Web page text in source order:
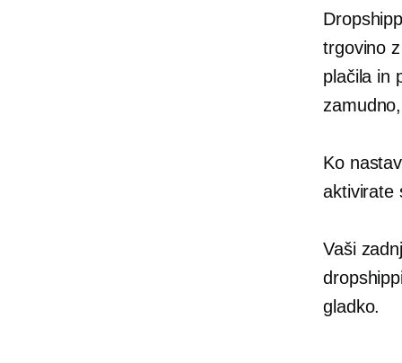
trgovino
plačila in
zamudno,
Ko
aktivirate
Vaši
gladko.